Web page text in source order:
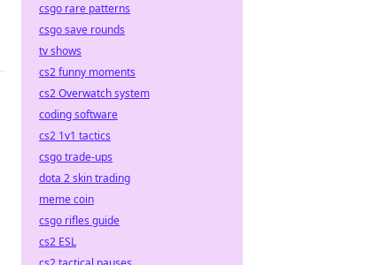
csgo rare patterns
csgo save rounds
tv shows
cs2 funny moments
cs2 Overwatch system
coding software
cs2 1v1 tactics
csgo trade-ups
dota 2 skin trading
meme coin
csgo rifles guide
cs2 ESL